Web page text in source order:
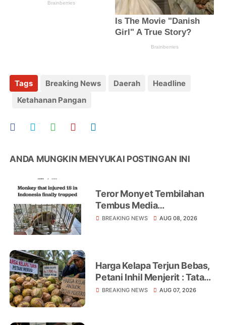
Tags Breaking News Daerah
Headline
Ketahanan Pangan
ANDA MUNGKIN MENYUKAI POSTINGAN INI
Teror Monyet Tembilahan
Tembus Media
Internasional, AFP Soroti 18
BREAKING NEWS AUG 08, 2026
Harga Kelapa Terjun Bebas,
Petani Inhil Menjerit : Tata
Niaga, Monopoli hingga
BREAKING NEWS AUG 07, 2026